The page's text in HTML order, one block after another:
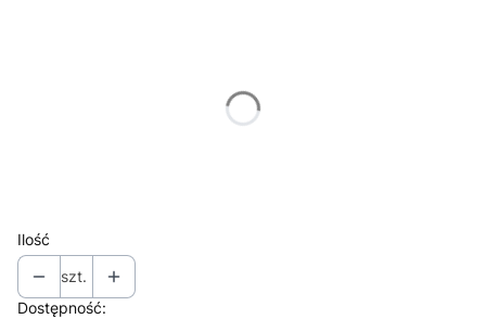
Ilość
szt.
Dostępność: